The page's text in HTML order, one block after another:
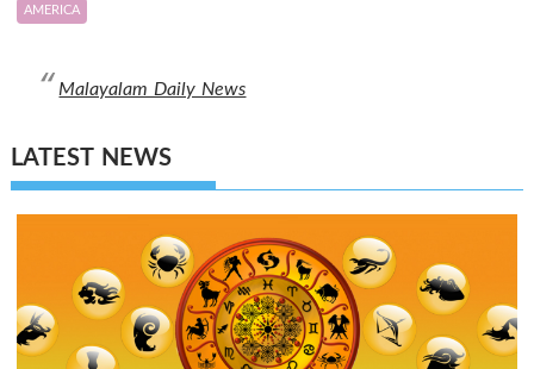
AMERICA
Malayalam Daily News
LATEST NEWS